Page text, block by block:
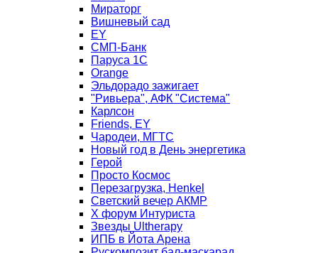
Мираторг
Вишневый сад
EY
СМП-Банк
Паруса 1С
Orange
Эльдорадо зажигает
"Ривьера", АФК "Система"
Карлсон
Friends, EY
Чародеи, МГТС
Новый год в День энергетика
Герой
Просто Космос
Перезагрузка, Henkel
Светский вечер АКМР
Х форум Интуриста
Звезды Ultherapy
ИПБ в Йота Арена